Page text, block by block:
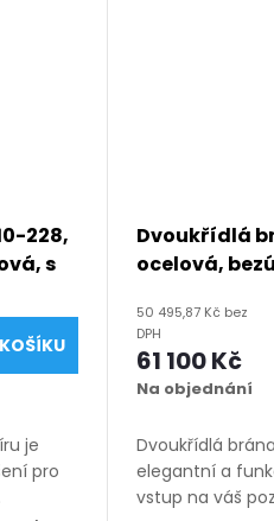
228,
s
je
pro
Dvoukřídlá
ocelová,
1200 - 6000
1050 - 2050
7030 matná
50 495,87 Kč bez
DPH
61 100 Kč
Na objednání
Dvoukřídlá
elegantní a
vstup na váš